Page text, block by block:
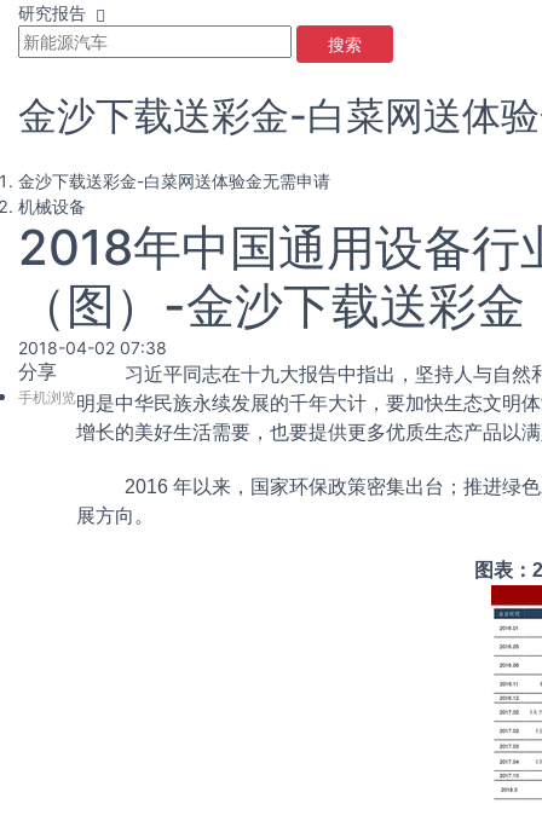
研究报告
搜索
金沙下载送彩金-白菜网送体
金沙下载送彩金-白菜网送体验金无需申请
机械设备
2018年中国通用设备行
（图）-金沙下载送彩金
2018-04-02 07:38
分享
手机浏览
习近平同志在十九大报告中指出，坚持人与自然和
明是中华民族永续发展的千年大计，要加快生态文明
增长的美好生活需要，也要提供更多优质生态产品以
2016 年以来，国家环保政策密集出台；推进绿
展方向。
图表：